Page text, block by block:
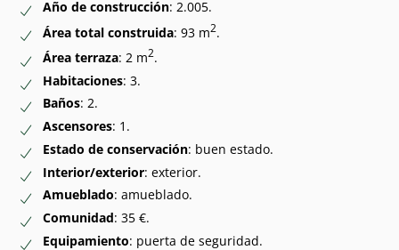
Año de construcción: 2.005.
Área total construida: 93 m2.
Área terraza: 2 m2.
Habitaciones: 3.
Baños: 2.
Ascensores: 1.
Estado de conservación: buen estado.
Interior/exterior: exterior.
Amueblado: amueblado.
Comunidad: 35 €.
Equipamiento: puerta de seguridad.